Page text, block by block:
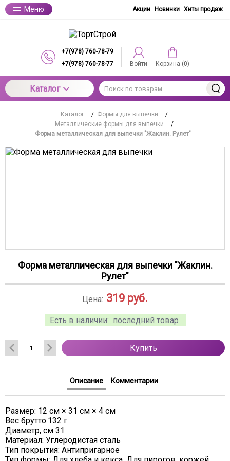
Меню Акции Новинки Хиты продаж
+7(978) 760-78-79
+7(978) 760-78-77
Войти Корзина (0)
Каталог
Каталог / Формы для выпечки
/
Металлические формы для выпечки
/
Форма металлическая для выпечки "Жаклин. Рулет"
Форма металлическая для выпечки "Жаклин.
Рулет"
Есть в наличии: последний товар
Цена: 319 руб.
Купить
Описание Комментарии
Размер: 12 см × 31 см × 4 см
Вес брутто:132 г
Диаметр, см 31
Материал: Углеродистая сталь
Тип покрытия: Антипригарное